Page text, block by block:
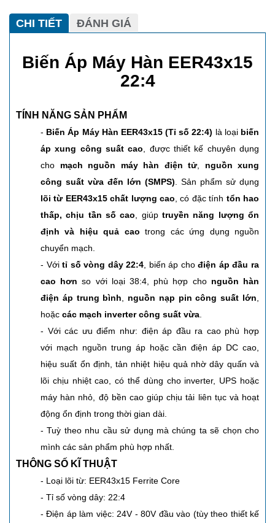
CHI TIẾT ĐÁNH GIÁ
Biến Áp Máy Hàn EER43x15
22:4
TÍNH NĂNG SẢN PHẨM
- Biến Áp Máy Hàn EER43x15 (Tỉ số 22:4) là loại biến
áp xung công suất cao, được thiết kế chuyên dụng
cho mạch nguồn máy hàn điện tử, nguồn xung
công suất vừa đến lớn (SMPS). Sản phẩm sử dụng
lõi từ EER43x15 chất lượng cao, có đặc tính tổn hao
thấp, chịu tần số cao, giúptruyền năng lượng ổn
định và hiệu quả cao trong các ứng dụng nguồn
chuyển mạch.
- Vớitỉ số vòng dây 22:4, biến áp chođiện áp đầu ra
cao hơn so với loại 38:4, phù hợp cho nguồn hàn
điện áp trung bình, nguồn nạp pin công suất lớn,
hoặc các mạch inverter công suất vừa.
- Với các ưu điểm như: điện áp đầu ra cao phù hợp
với mạch nguồn trung áp hoặc cần điện áp DC cao,
hiệu suất ổn định, tản nhiệt hiệu quả nhờ dây quấn và
lõi chịu nhiệt cao, có thể dùng cho inverter, UPS hoặc
máy hàn nhỏ, độ bền cao giúp chịu tải liên tục và hoạt
động ổn định trong thời gian dài.
- Tuỳ theo nhu cầu sử dụng mà chúng ta sẽ chọn cho
mình các sản phẩm phù hợp nhất.
THÔNG SỐ KĨ THUẬT
- Loại lõi từ: EER43x15 Ferrite Core
- Tỉ số vòng dây: 22:4
- Điện áp làm việc: 24V - 80V đầu vào (tùy theo thiết kế